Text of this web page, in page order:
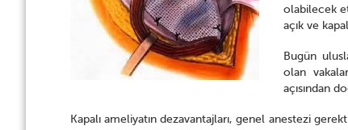
olabilecek
açık ve
Bugün
olan
açısından
Kapalı ameliyatın dezavantajları, genel anestezi